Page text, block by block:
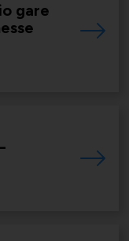
gare